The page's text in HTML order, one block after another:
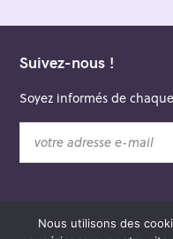
Suivez-nous !
Soyez informés de
t
Nous utilisons des